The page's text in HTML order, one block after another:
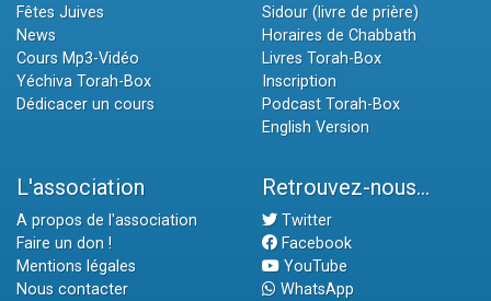
Fêtes Juives
News
Cours Mp3-Vidéo
Yéchiva Torah-Box
Dédicacer un cours
Sidour (livre de prière)
Horaires de Chabbath
Livres Torah-Box
Inscription
Podcast Torah-Box
English Version
L'association
A propos de l'association
Faire un don !
Mentions légales
Nous contacter
Retrouvez-nous...
Twitter
Facebook
YouTube
WhatsApp